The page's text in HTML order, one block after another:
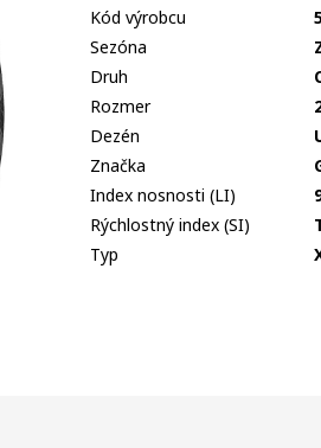
Kód výrobcu
Sezóna
Druh
Rozmer
Dezén
Značka
Index nosnosti (LI)
Rýchlostný index (SI)
Typ